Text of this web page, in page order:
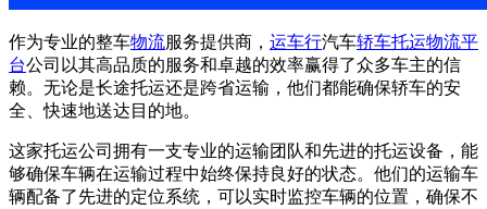
作为专业的整车物流服务提供商， 运车行汽车轿车托运物流平
台公司以其高品质的服务和卓越的效率赢得了众多车主的信
赖。无论是长途托运还是跨省运输，他们都能确保轿车的安
全、快速地送达目的地。
这家托运公司拥有一支专业的运输团队和先进的托运设备，能
够确保车辆在运输过程中始终保持良好的状态。他们的运输车
辆配备了先进的定位系统，可以实时监控车辆的位置，确保不